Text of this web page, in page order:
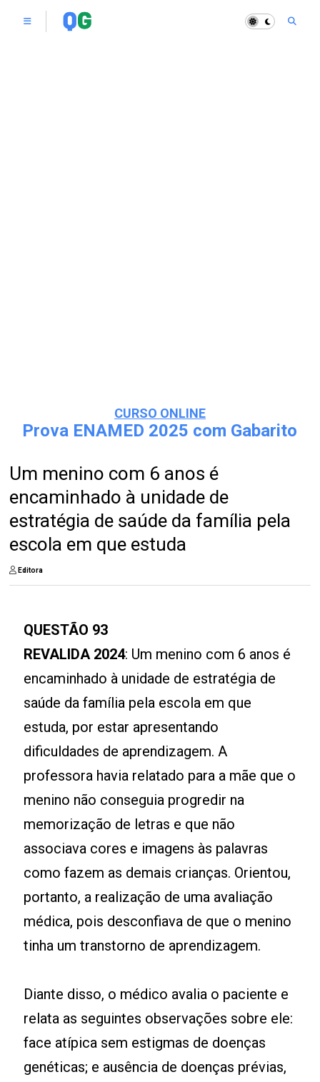
CURSO ONLINE
Prova ENAMED 2025 com Gabarito
Um menino com 6 anos é
encaminhado à unidade de
estratégia de saúde da família pela
escola em que estuda
Editora
QUESTÃO 93
REVALIDA 2024: Um menino com 6 anos é
encaminhado à unidade de estratégia de
saúde da família pela escola em que
estuda, por estar apresentando
dificuldades de aprendizagem. A
professora havia relatado para a mãe que o
menino não conseguia progredir na
memorização de letras e que não
associava cores e imagens às palavras
como fazem as demais crianças. Orientou,
portanto, a realização de uma avaliação
médica, pois desconfiava de que o menino
tinha um transtorno de aprendizagem.
Diante disso, o médico avalia o paciente e
relata as seguintes observações sobre ele:
face atípica sem estigmas de doenças
genéticas; e ausência de doenças prévias,